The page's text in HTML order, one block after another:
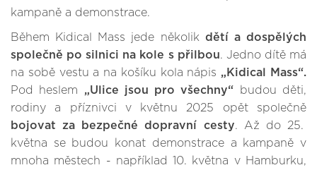
kampaně a demonstrace.
Během Kidical Mass jede několik dětí a dospělých
společně po silnici na kole s přilbou. Jedno dítě má
na sobě vestu a na košíku kola nápis „Kidical Mass“.
Pod heslem „Ulice jsou pro všechny“ budou děti,
rodiny a příznivci v květnu 2025 opět společně
bojovat za bezpečné dopravní cesty. Až do 25.
května se budou konat demonstrace a kampaně v
mnoha městech - například 10. května v Hamburku,